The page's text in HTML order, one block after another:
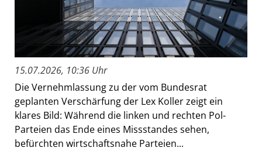
15.07.2026, 10:36 Uhr
Die Vernehmlassung zu der vom Bundesrat
geplanten Verschärfung der Lex Koller zeigt ein
klares Bild: Während die linken und rechten Pol-
Parteien das Ende eines Missstandes sehen,
befürchten wirtschaftsnahe Parteien...